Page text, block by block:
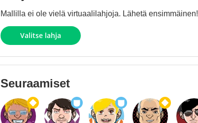
Mallilla ei ole vielä virtuaalilahjoja. Lähetä ensimmäinen!
Valitse lahja
Seuraamiset